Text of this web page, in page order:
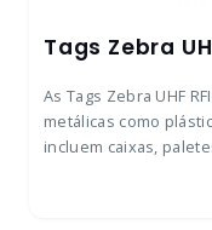
Tags Zebra
As Tags Zebra UHF
metálicas como
incluem caixas,